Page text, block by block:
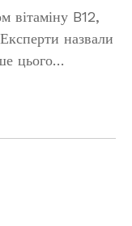
вітаміну B12,
назвали
цього